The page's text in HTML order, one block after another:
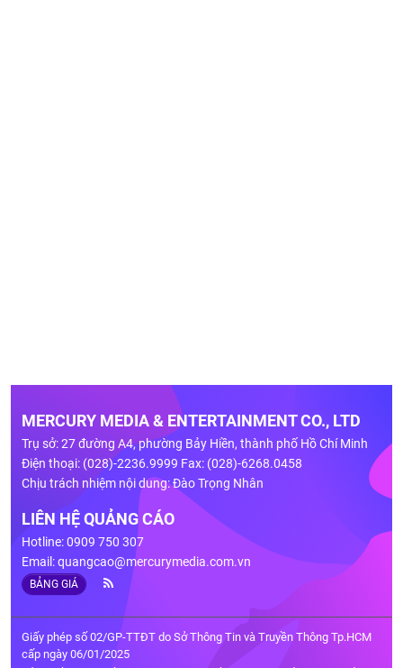
MERCURY MEDIA & ENTERTAINMENT CO., LTD
Trụ sở: 27 đường A4, phường Bảy Hiền, thành phố Hồ Chí Minh
Điện thoại: (028)-2236.9999 Fax: (028)-6268.0458
Chịu trách nhiệm nội dung: Đào Trọng Nhân
LIÊN HỆ QUẢNG CÁO
Hotline: 0909 750 307
Email:quangcao@mercurymedia.com.vn
BẢNG GIÁ
Giấy phép số 02/GP-TTĐT do Sở Thông Tin và Truyền Thông Tp.HCM
cấp ngày 06/01/2025